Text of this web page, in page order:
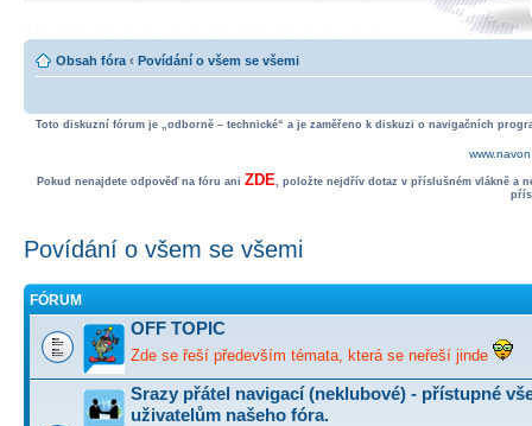
Obsah fóra ‹ Povídání o všem se všemi
Toto diskuzní fórum je „odborně – technické“ a je zaměřeno k diskuzi o navigačních
Pokud nenajdete odpověď na fóru ani ZDE, položte nejdřív dotaz v příslušném vlákně a
Povídání o všem se všemi
FÓRUM
OFF TOPIC
Zde se řeší především témata, která se neřeší jinde
Srazy přátel navigací (neklubové) - přístupné
uživatelům našeho fóra.